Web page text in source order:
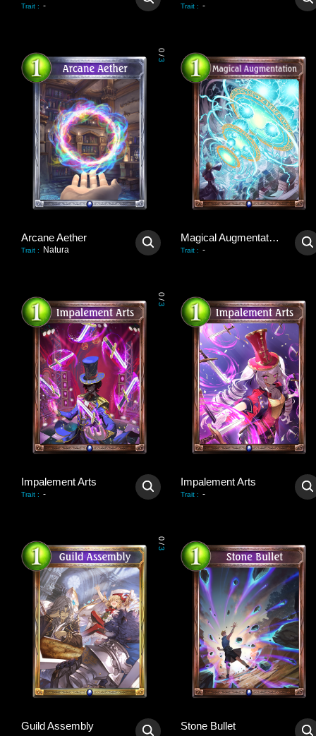
Trait : - Trait : -
0
/
3
Arcane Aether
Trait : Natura
Magical Augmentation
Trait : -
0
/
3
Impalement Arts
Trait : -
Impalement Arts
Trait : -
0
/
3
Guild Assembly Stone Bullet